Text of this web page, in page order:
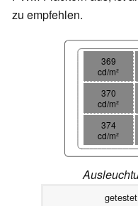
zu empfehlen.
369
cd/m²
370
cd/m²
374
cd/m²